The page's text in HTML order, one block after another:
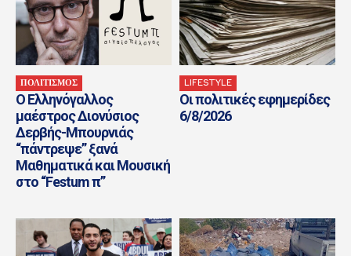
ΠΟΛΙΤΙΣΜΟΣ
Ο Ελληνόγαλλος
μαέστρος Διονύσιος
Δερβής-Μπουρνιάς
“πάντρεψε” ξανά
Μαθηματικά και Μουσική
στο “Festum π”
LIFESTYLE
Οι πολιτικές εφημερίδες
6/8/2026